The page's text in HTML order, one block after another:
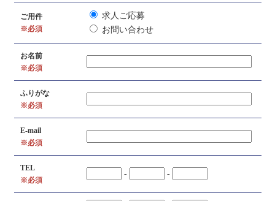
ご用件
※必須
求人ご応募
お問い合わせ
お名前
※必須
ふりがな
※必須
E-mail
※必須
TEL
※必須
- -